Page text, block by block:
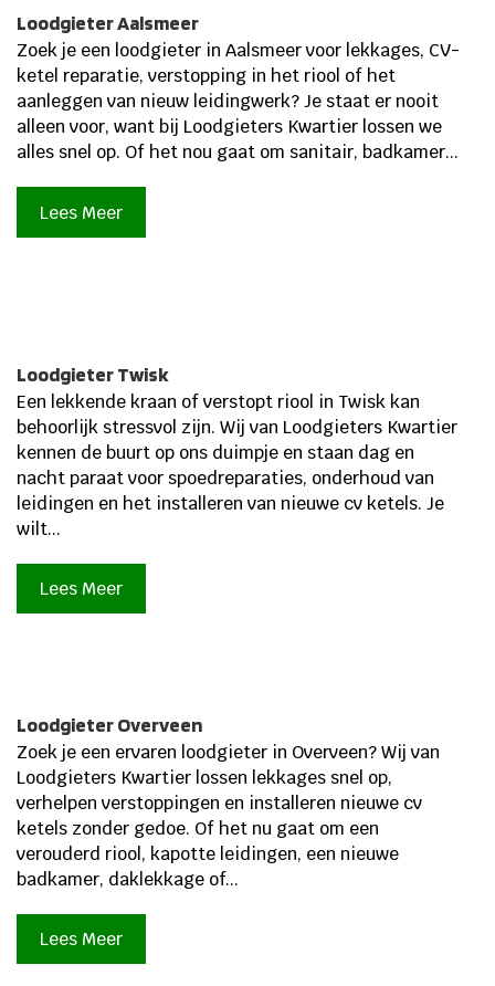
Loodgieter Aalsmeer
Zoek je een loodgieter in Aalsmeer voor lekkages, CV-
ketel reparatie, verstopping in het riool of het
aanleggen van nieuw leidingwerk? Je staat er nooit
alleen voor, want bij Loodgieters Kwartier lossen we
alles snel op. Of het nou gaat om sanitair, badkamer...
Lees Meer
Loodgieter Twisk
Een lekkende kraan of verstopt riool in Twisk kan
behoorlijk stressvol zijn.​ Wij van Loodgieters Kwartier
kennen de buurt op ons duimpje en staan dag en
nacht paraat voor spoedreparaties, onderhoud van
leidingen en het installeren van nieuwe cv ketels.​ Je
wilt...
Lees Meer
Loodgieter Overveen
Zoek je een ervaren loodgieter in Overveen? Wij van
Loodgieters Kwartier lossen lekkages snel op,
verhelpen verstoppingen en installeren nieuwe cv
ketels zonder gedoe. Of het nu gaat om een
verouderd riool, kapotte leidingen, een nieuwe
badkamer, daklekkage of...
Lees Meer